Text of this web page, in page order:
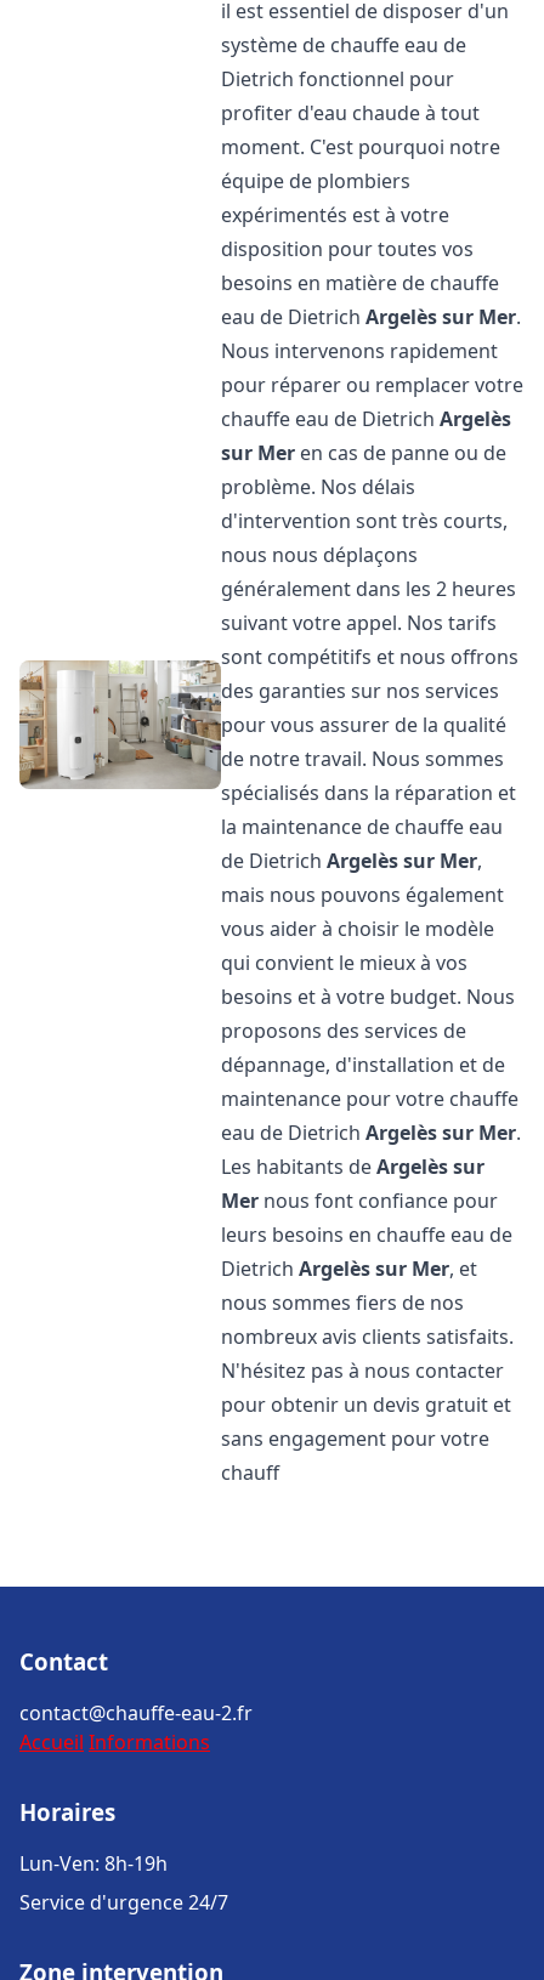
il est essentiel de disposer d'un
système de chauffe eau de
Dietrich fonctionnel pour
profiter d'eau chaude à tout
moment. C'est pourquoi notre
équipe de plombiers
expérimentés est à votre
disposition pour toutes vos
besoins en matière de chauffe
eau de DietrichArgelès sur Mer.
Nous intervenons rapidement
pour réparer ou remplacer votre
chauffe eau de DietrichArgelès
sur Mer en cas de panne ou de
problème. Nos délais
d'intervention sont très courts,
nous nous déplaçons
généralement dans les 2 heures
suivant votre appel. Nos tarifs
sont compétitifs et nous offrons
des garanties sur nos services
pour vous assurer de la qualité
de notre travail. Nous sommes
spécialisés dans la réparation et
la maintenance de chauffe eau
de DietrichArgelès sur Mer,
mais nous pouvons également
vous aider à choisir le modèle
qui convient le mieux à vos
besoins et à votre budget. Nous
proposons des services de
dépannage, d'installation et de
maintenance pour votre chauffe
eau de DietrichArgelès sur Mer.
Les habitants deArgelès sur
Mer nous font confiance pour
leurs besoins en chauffe eau de
DietrichArgelès sur Mer, et
nous sommes fiers de nos
nombreux avis clients satisfaits.
N'hésitez pas à nous contacter
pour obtenir un devis gratuit et
sans engagement pour votre
chauff
Contact
contact@chauffe-eau-2.fr
Accueil Informations
Horaires
Lun-Ven: 8h-19h
Service d'urgence 24/7
Zone intervention